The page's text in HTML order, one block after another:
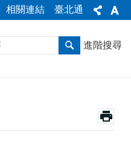
相關連結 臺北通
進階搜尋